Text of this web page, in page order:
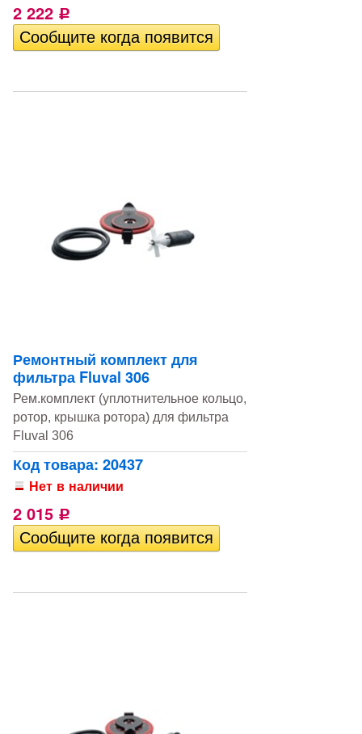
2 222 Р
Ремонтный комплект для
фильтра Fluval 306
Рем.комплект (уплотнительное кольцо,
ротор, крышка ротора) для фильтра
Fluval 306
Код товара: 20437
Нет в наличии
2 015 Р